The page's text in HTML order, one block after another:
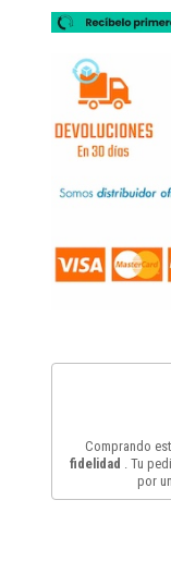
Comprando
fidelidad
. Tu
por